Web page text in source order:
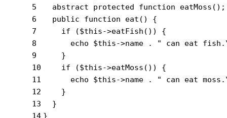
5
6
7
8
9
10
11
12
13
14
abstract
protected function eatMoss () ;
public
function eat ()
{
if ($this->eatFish()) {
echo $this->name .
" can eat
    }
if ($this->eatMoss()) {
echo $this->name .
" can eat
    }
  }
}